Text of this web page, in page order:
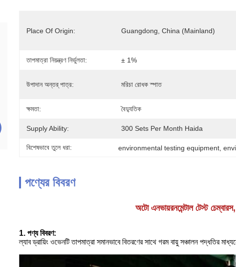
Place Of Origin: Guangdong, China (Mainland)
তাপমাত্রা নিয়ন্ত্রণ নির্ভুলতা: ± 1%
উপাদান অন্তর্ পাত্র: মরিচা রোধক স্পাত
ক্ষমতা: বৈদ্যুতিক
Supply Ability: 300 Sets Per Month Haida
বিশেষভাবে তুলে ধরা: environmental testing equipment ,
পণ্যের বিবরণ
অটো এনভায়রনমেন্টাল টেস্ট
1. পণ্য বিবরণ:
ল্যাব ড্রায়িং ওভেনটি তাপমাত্রা সমানভাবে বিতরণের সাথে গরম বায়ু সঞ্চালন পদ্ধতির